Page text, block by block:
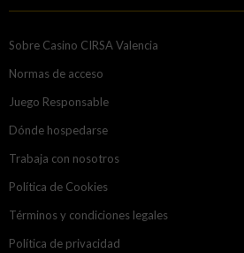
Sobre Casino CIRSA Valencia
Normas de acceso
Juego Responsable
Dónde hospedarse
Trabaja con nosotros
Política de Cookies
Términos y condiciones legales
Política de privacidad